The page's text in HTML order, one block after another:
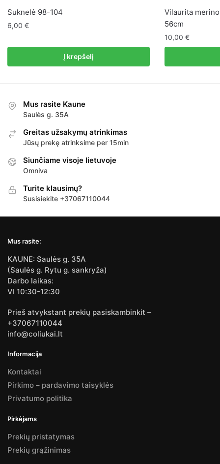
Suknelė 98-104
6,00 €
Į krepšelį
Vilaurita
56cm
10,00 €
Mus rasite Kaune
Saulės g. 35A
Greitas užsakymų atrinkimas
Jūsų prekę atrinksime per 15min
Siunčiame visoje lietuvoje
Omniva
Turite klausimų?
Susisiekite +37067110044
Mus rasite:
KAUNE: Saulės g. 35A
(Saulės g. Rytu g. sankryža)
Darbo laikas:
VI 10:30-12:30
Prieš atvykstant prekių pasiskambinkit –
+37067110044
info@coliukai.lt
Informacija
Kontaktai
Pirkimo – pardavimo taisyklės
Privatumo politika
Pirkėjams
Prekių pristatymas
Prekių grąžinimas